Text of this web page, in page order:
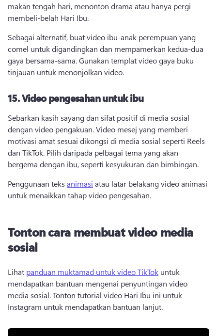
makan tengah hari, menonton drama atau hanya pergi
membeli-belah Hari Ibu.
Sebagai alternatif, buat video ibu-anak perempuan yang
comel untuk digandingkan dan mempamerkan kedua-dua
gaya bersama-sama. Gunakan templat video gaya buku
tinjauan untuk menonjolkan video.
15.Video pengesahan untuk ibu
Sebarkan kasih sayang dan sifat positif di media sosial
dengan video pengakuan. Video mesej yang memberi
motivasi amat sesuai dikongsi di media sosial seperti Reels
dan TikTok. Pilih daripada pelbagai tema yang akan
bergema dengan ibu, seperti kesyukuran dan bimbingan.
Penggunaan teks animasi atau latar belakang video animasi
untuk menaikkan tahap video pengesahan.
Tonton cara membuat video media
sosial
Lihat panduan muktamad untuk video TikTok untuk
mendapatkan bantuan mengenai penyuntingan video
media sosial. Tonton tutorial video Hari Ibu ini untuk
Instagram untuk mendapatkan bantuan lanjut.